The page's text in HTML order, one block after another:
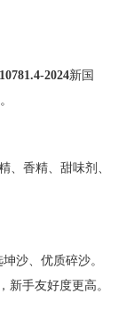
2024新国
、香精、甜味剂、
沙、优质碎沙。
新手友好度更高。